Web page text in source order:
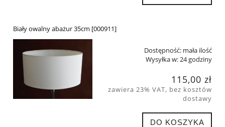
Biały owalny abażur 35cm [000911]
Dostępność: mała ilość
Wysyłka w:24 godziny
115,00 zł
zawiera 23% VAT, bez kosztów
dostawy
DO KOSZYKA